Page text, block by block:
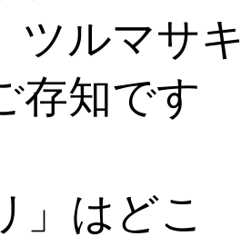
ツルマサキ
存知です
」はどこ